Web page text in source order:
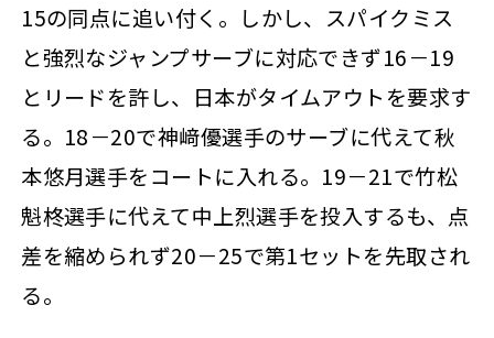
15の同点に追い付く。しかし、スパイクミス
と強烈なジャンプサーブに対応できず16－19
とリードを許し、日本がタイムアウトを要求す
る。18－20で神﨑優選手のサーブに代えて秋
本悠月選手をコートに入れる。19－21で竹松
魁柊選手に代えて中上烈選手を投入するも、点
差を縮められず20－25で第1セットを先取され
る。